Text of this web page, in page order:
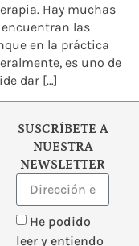
Hay muchas
encuentran las
en la práctica
es uno de
dar […]
SUSCRÍBETE A
NUESTRA
NEWSLETTER
He podido
leer y entiendo